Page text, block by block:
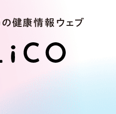
健康情報ウェブ